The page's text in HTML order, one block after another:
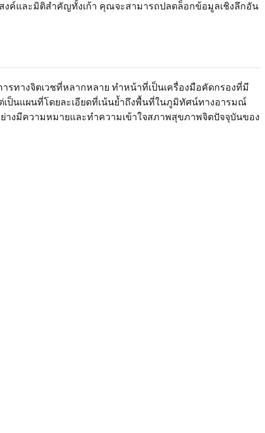
งค์และมิติสำคัญทั้งเก้า คุณจะสามารถปลดล็อกข้อมูลเชิงลึกอัน
ารทางจิตเวชที่หลากหลาย ทำหน้าที่เป็นเครื่องมือคัดกรองที่มี
ป็นแผนที่โดยละเอียดที่เน้นย้ำถึงพื้นที่ในภูมิทัศน์ทางอารมณ์
างมีความหมายและทำความเข้าใจสภาพสุขภาพจิตปัจจุบันของ